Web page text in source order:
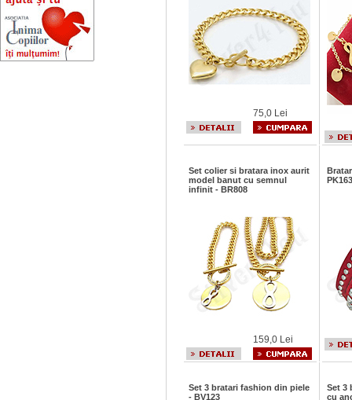
75,0 Lei
Set colier si bratara inox aurit
model banut cu semnul
infinit - BR808
159,0 Lei
Set 3 bratari fashion din piele
- BV123
Set 3
cu